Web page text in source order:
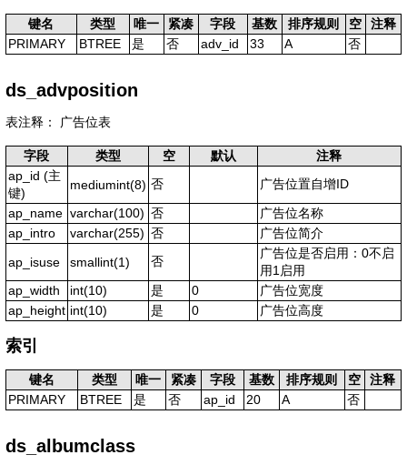
键名 类型 唯一 紧凑 字段 基数 排序规则 空
注释
PRIMARY
BTREE 是 否 adv_id 33 A 否
ds_advposition
表注释： 广告位表
字段 类型 空 默认
注释
ap_id (主
键)
mediumint(8) 否
广告位置自增ID
ap_name varchar(100) 否
广告位名称
ap_intro
varchar(255) 否
广告位简介
ap_isuse
smallint(1) 否
广告位是否启用：0不启
用1启用
ap_width
int(10) 是 0
广告位宽度
ap_height int(10) 是 0 广告位高度
索引
键名 类型 唯一 紧凑 字段 基数 排序规则 空
注释
PRIMARY
BTREE 是 否 ap_id 20 A 否
ds_albumclass